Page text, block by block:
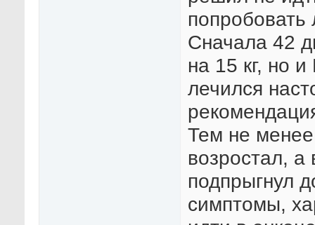
Сначала 42
на 15 кг, но
лечился
Тем не
возростал, а
подпрыгнул
симптомы,